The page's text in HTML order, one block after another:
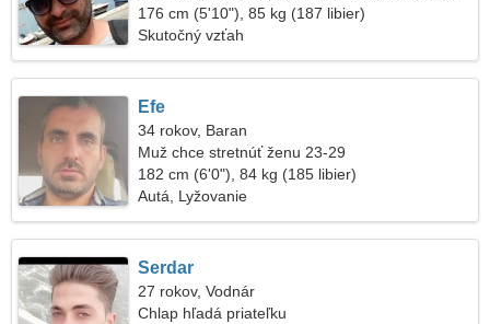
176 cm (5'10"), 85 kg (187 libier)
Skutočný vzťah
Efe
34 rokov, Baran
Muž chce stretnúť ženu 23-29
182 cm (6'0"), 84 kg (185 libier)
Autá, Lyžovanie
Serdar
27 rokov, Vodnár
Chlap hľadá priateľku